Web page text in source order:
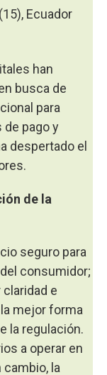
Ecuador
han
busca de
para
pago y
despertado el
de la
seguro para
consumidor;
e
mejor forma
la regulación.
a operar en
cambio, la